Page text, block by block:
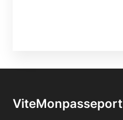
ViteMonpasseport